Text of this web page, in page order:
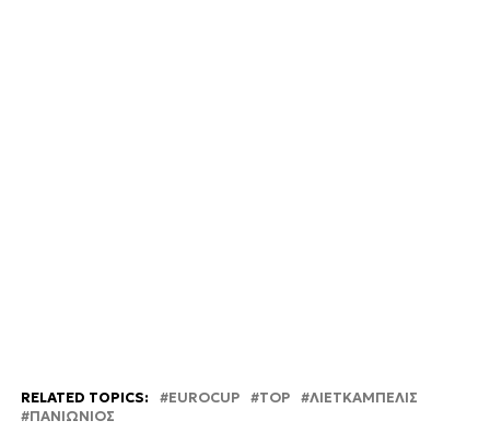
RELATED TOPICS: EUROCUP TOP
ΛΙΕΤΚΑΜΠΕΛΙΣ
ΠΑΝΙΩΝΙΟΣ